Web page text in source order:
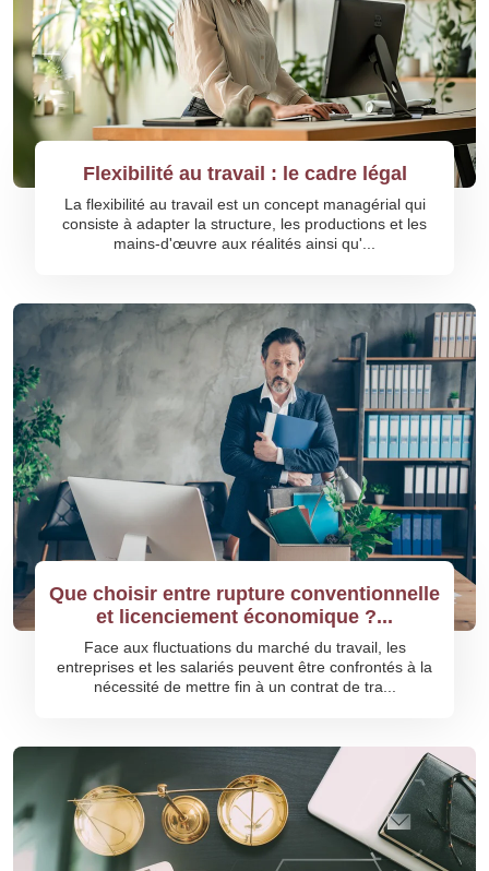
Flexibilité au travail : le cadre légal
La flexibilité au travail est un concept managérial qui
consiste à adapter la structure, les productions et les
mains-d'œuvre aux réalités ainsi qu'...
Que choisir entre rupture conventionnelle
et licenciement économique ?...
Face aux fluctuations du marché du travail, les
entreprises et les salariés peuvent être confrontés à la
nécessité de mettre fin à un contrat de tra...